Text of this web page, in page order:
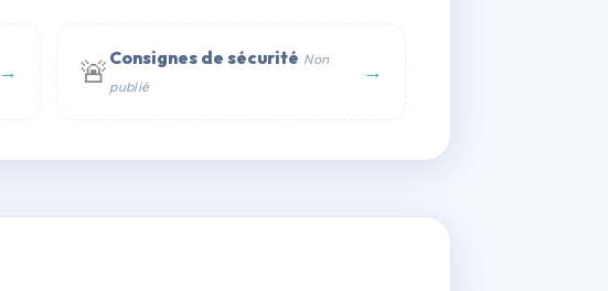
→ 🚨 Consignes de sécurité Non
publié
→